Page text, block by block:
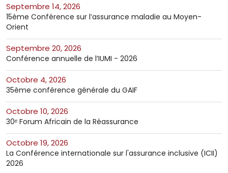
septembre 14, 2026
15ème Conférence sur l’assurance maladie au Moyen-
Orient
septembre 20, 2026
Conférence annuelle de l’IUMI - 2026
octobre 4, 2026
35ème conférence générale du GAIF
octobre 10, 2026
30ᵉ Forum Africain de la Réassurance
octobre 19, 2026
La Conférence internationale sur l'assurance inclusive (ICII)
2026